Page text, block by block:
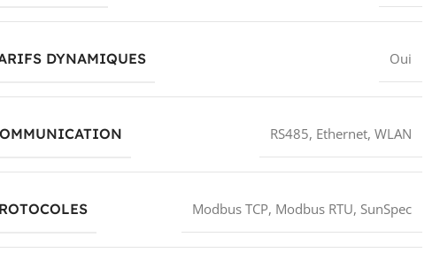
DYNAMIQUES Oui
RS485, Ethernet, WLAN
Modbus TCP, Modbus RTU, SunSpec